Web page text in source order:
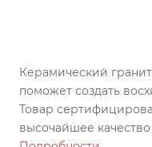
Керамический
поможет создать
Товар
высочайшее